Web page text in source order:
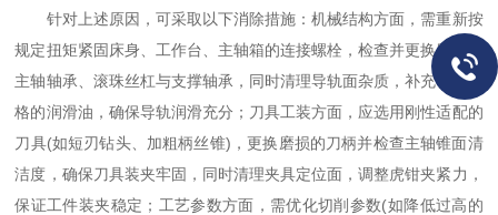
针对上述原因，可采取以下消除措施：机械结构方面，需重新按
规定扭矩紧固床身、工作台、主轴箱的连接螺栓，检查并更换磨损的
主轴轴承、滚珠丝杠与支撑轴承，同时清理导轨面杂质，补充符合规
格的润滑油，确保导轨润滑充分；刀具工装方面，应选用刚性适配的
刀具(如短刃钻头、加粗柄丝锥)，更换磨损的刀柄并检查主轴锥面清
洁度，确保刀具装夹牢固，同时清理夹具定位面，调整虎钳夹紧力，
保证工件装夹稳定；工艺参数方面，需优化切削参数(如降低过高的